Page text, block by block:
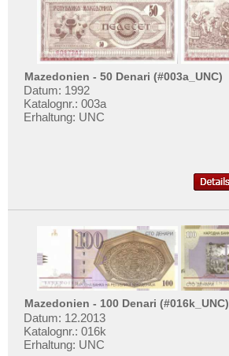
Mazedonien - 50 Denari (#003a_UNC)
Datum: 1992
Katalognr.: 003a
Erhaltung: UNC
Mazedonien - 100 Denari (#016k_UNC)
Datum: 12.2013
Katalognr.: 016k
Erhaltung: UNC